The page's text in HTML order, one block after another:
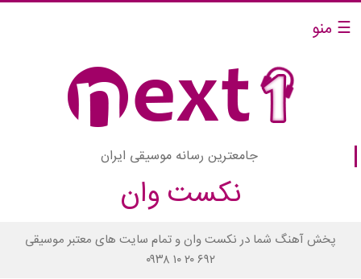
☰ منو
جامعترین رسانه موسیقی ایران
نکست وان
پخش آهنگ شما در نکست وان و تمام سایت های معتبر موسیقی
۰۹۳۸ ۱۰ ۲۰ ۶۹۲